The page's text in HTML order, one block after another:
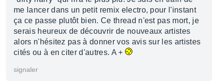
me lancer dans un petit remix electro, pour l'instant
ça ce passe plutôt bien. Ce thread n'est pas mort, je
serais heureux de découvrir de nouveaux artistes
alors n'hésitez pas à donner vos avis sur les artistes
cités ou à en citer d'autres. A +
signaler